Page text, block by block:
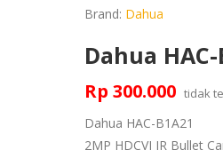
Brand: Dahua
Dahua
Rp 300.000 tidak
Dahua HAC-B1A21
2MP HDCVI IR Bullet